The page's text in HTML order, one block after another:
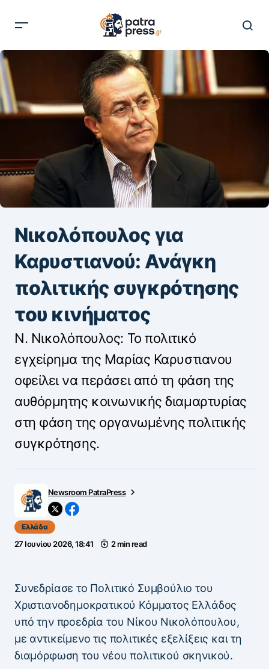
Νικολόπουλος για
Καρυστιανού: Ανάγκη
πολιτικής συγκρότησης
του κινήματος
Ν. Νικολόπουλος: Το πολιτικό
εγχείρημα της Μαρίας Καρυστιανου
οφείλει να περάσει από τη φάση της
αυθόρμητης κοινωνικής διαμαρτυρίας
στη φάση της οργανωμένης πολιτικής
συγκρότησης.
Newsroom PatraPress
Ελλάδα
27 Ιουνίου 2026, 18:41 2 min read
Συνεδρίασε το Πολιτικό Συμβούλιο του
Χριστιανοδημοκρατικού Κόμματος Ελλάδος
υπό την προεδρία του Νίκου Νικολόπουλου,
με αντικείμενο τις πολιτικές εξελίξεις και τη
διαμόρφωση του νέου πολιτικού σκηνικού.